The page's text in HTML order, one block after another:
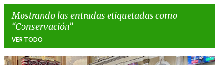
Mostrando las entradas etiquetadas como
Conservación
VER TODO